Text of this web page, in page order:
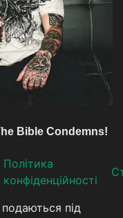
Політика
конфіденційності
під